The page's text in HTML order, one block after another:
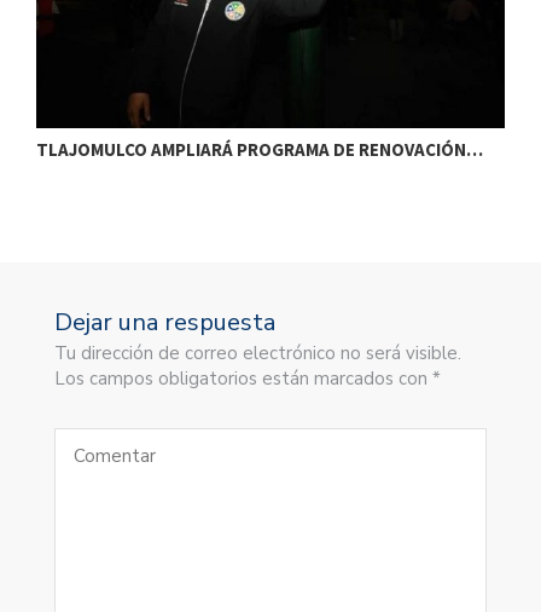
TLAJOMULCO AMPLIARÁ PROGRAMA DE RENOVACIÓN…
Dejar una respuesta
Tu dirección de correo electrónico no será visible.
Los campos obligatorios están marcados con *